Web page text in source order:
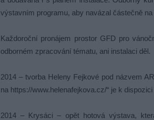
výstavním programu, aby navázal částečně
Každoroční pronájem prostor GFD pro
odborném zpracování tématu, ani instalaci děl.
2014 – tvorba Heleny Fejkové pod názvem
na https://www.helenafejkova.cz/“ je k
2014 – Krysáci – opět hotová výstava,